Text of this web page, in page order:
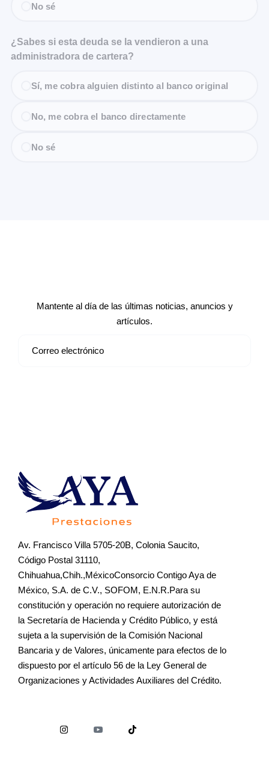
No sé
¿Sabes si esta deuda se la vendieron a una
administradora de cartera?
Sí, me cobra alguien distinto al banco original
No, me cobra el banco directamente
No sé
Mantente al día de las últimas noticias, anuncios y
artículos.
Av. Francisco Villa 5705-20B, Colonia Saucito,
Código Postal 31110,
Chihuahua,Chih.,MéxicoConsorcio Contigo Aya de
México, S.A. de C.V., SOFOM, E.N.R.Para su
constitución y operación no requiere autorización de
la Secretaría de Hacienda y Crédito Público, y está
sujeta a la supervisión de la Comisión Nacional
Bancaria y de Valores, únicamente para efectos de lo
dispuesto por el artículo 56 de la Ley General de
Organizaciones y Actividades Auxiliares del Crédito.